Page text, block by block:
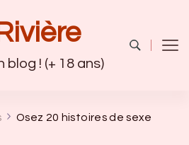
blog ! (+ 18 ans)
Osez 20 histoires de sexe